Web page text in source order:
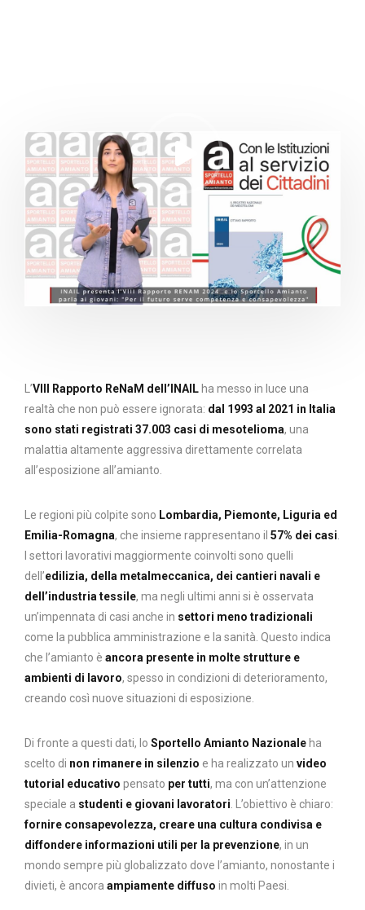
L’VIII Rapporto ReNaM dell’INAIL ha messo in luce una
realtà che non può essere ignorata: dal 1993 al 2021 in Italia
sono stati registrati 37.003 casi di mesotelioma, una
malattia altamente aggressiva direttamente correlata
all’esposizione all’amianto.
Le regioni più colpite sono Lombardia, Piemonte, Liguria ed
Emilia-Romagna, che insieme rappresentano il 57% dei casi.
I settori lavorativi maggiormente coinvolti sono quelli
dell’edilizia, della metalmeccanica, dei cantieri navali e
dell’industria tessile, ma negli ultimi anni si è osservata
un’impennata di casi anche in settori meno tradizionali
come la pubblica amministrazione e la sanità. Questo indica
che l’amianto è ancora presente in molte strutture e
ambienti di lavoro, spesso in condizioni di deterioramento,
creando così nuove situazioni di esposizione.
Di fronte a questi dati, lo Sportello Amianto Nazionale ha
scelto di non rimanere in silenzio e ha realizzato un video
tutorial educativo pensato per tutti, ma con un’attenzione
speciale a studenti e giovani lavoratori. L’obiettivo è chiaro:
fornire consapevolezza, creare una cultura condivisa e
diffondere informazioni utili per la prevenzione, in un
mondo sempre più globalizzato dove l’amianto, nonostante i
divieti, è ancora ampiamente diffuso in molti Paesi.